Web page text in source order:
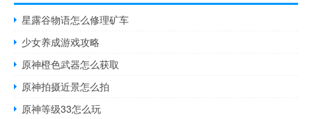
星露谷物语怎么修理矿车
少女养成游戏攻略
原神橙色武器怎么获取
原神拍摄近景怎么拍
原神等级33怎么玩